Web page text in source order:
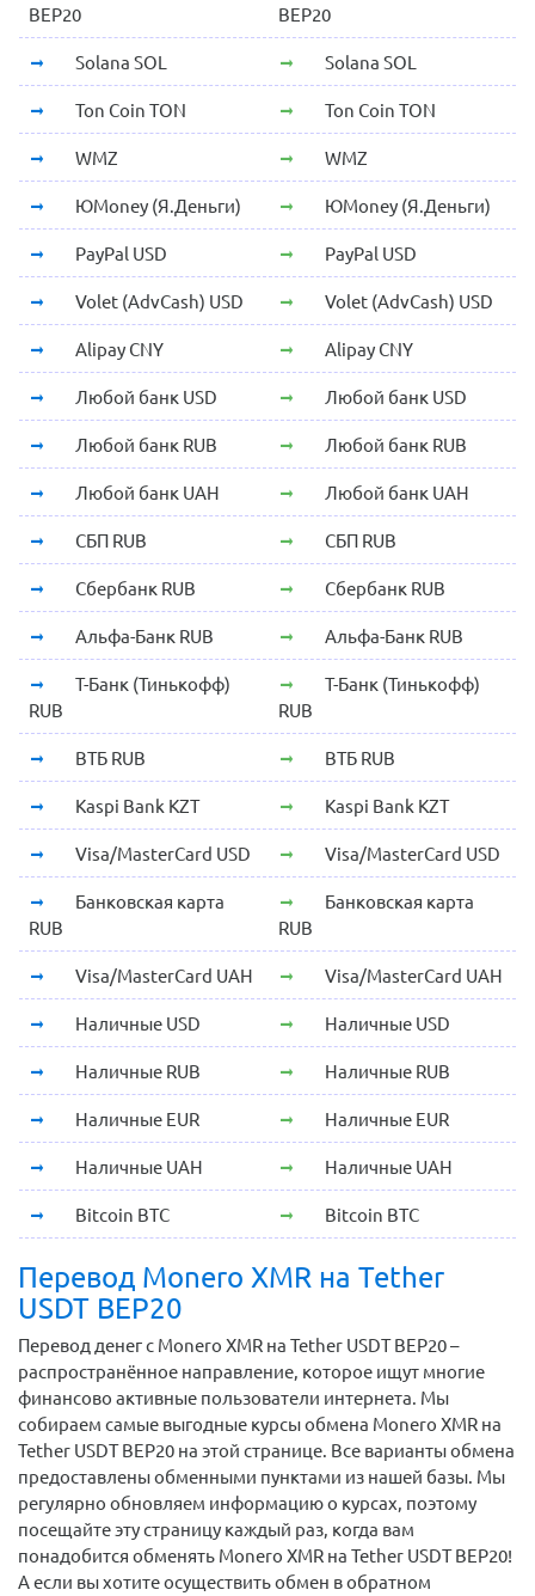
BEP20
BEP20
Solana SOL Solana SOL
Ton Coin TON Ton Coin TON
WMZ WMZ
ЮMoney (Я.Деньги) ЮMoney (Я.Деньги)
PayPal USD PayPal USD
Volet (AdvCash) USD Volet (AdvCash) USD
Alipay CNY Alipay CNY
Любой банк USD Любой банк USD
Любой банк RUB Любой банк RUB
Любой банк UAH Любой банк UAH
СБП RUB СБП RUB
Сбербанк RUB Сбербанк RUB
Альфа-Банк RUB Альфа-Банк RUB
Т-Банк (Тинькофф)
RUB
Т-Банк (Тинькофф)
RUB
ВТБ RUB ВТБ RUB
Kaspi Bank KZT Kaspi Bank KZT
Visa/MasterCard USD Visa/MasterCard USD
Банковская карта
RUB
Банковская карта
RUB
Visa/MasterCard UAH Visa/MasterCard UAH
Наличные USD Наличные USD
Наличные RUB Наличные RUB
Наличные EUR Наличные EUR
Наличные UAH Наличные UAH
Bitcoin BTC Bitcoin BTC
Перевод Monero XMR на Tether
USDT BEP20
Перевод денег с Monero XMR на Tether USDT BEP20 –
распространённое направление, которое ищут многие
финансово активные пользователи интернета. Мы
собираем самые выгодные курсы обмена Monero XMR на
Tether USDT BEP20 на этой странице. Все варианты обмена
предоставлены обменными пунктами из нашей базы. Мы
регулярно обновляем информацию о курсах, поэтому
посещайте эту страницу каждый раз, когда вам
понадобится обменять Monero XMR на Tether USDT BEP20!
А если вы хотите осуществить обмен в обратном